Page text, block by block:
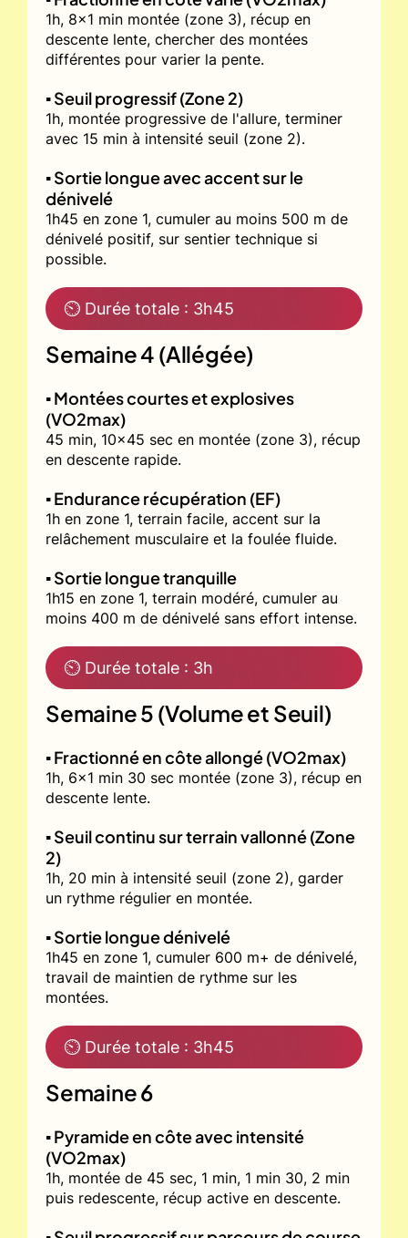
1h, 8x1 min montée (zone 3), récup en
descente lente, chercher des montées
différentes pour varier la pente.
▪️ Seuil progressif (Zone 2)
1h, montée progressive de l'allure, terminer
avec 15 min à intensité seuil (zone 2).
▪️ Sortie longue avec accent sur le
dénivelé
1h45 en zone 1, cumuler au moins 500 m de
dénivelé positif, sur sentier technique si
possible.
⏲ Durée totale : 3h45
Semaine 4 (Allégée)
▪️ Montées courtes et explosives
(VO2max)
45 min, 10x45 sec en montée (zone 3), récup
en descente rapide.
▪️ Endurance récupération (EF)
1h en zone 1, terrain facile, accent sur la
relâchement musculaire et la foulée fluide.
▪️ Sortie longue tranquille
1h15 en zone 1, terrain modéré, cumuler au
moins 400 m de dénivelé sans effort intense.
⏲ Durée totale : 3h
Semaine 5 (Volume et Seuil)
▪️ Fractionné en côte allongé (VO2max)
1h, 6x1 min 30 sec montée (zone 3), récup en
descente lente.
▪️ Seuil continu sur terrain vallonné (Zone
2)
1h, 20 min à intensité seuil (zone 2), garder
un rythme régulier en montée.
▪️ Sortie longue dénivelé
1h45 en zone 1, cumuler 600 m+ de dénivelé,
travail de maintien de rythme sur les
montées.
⏲ Durée totale : 3h45
Semaine 6
▪️ Pyramide en côte avec intensité
(VO2max)
1h, montée de 45 sec, 1 min, 1 min 30, 2 min
puis redescente, récup active en descente.